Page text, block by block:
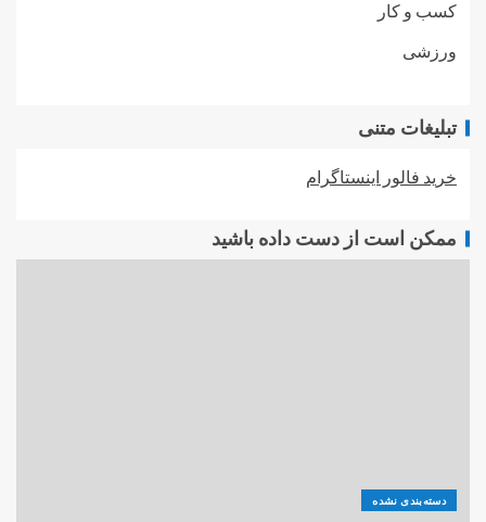
کسب و کار
ورزشی
تبلیغات متنی
خرید فالور اینستاگرام
ممکن است از دست داده باشید
دسته‌بندی نشده